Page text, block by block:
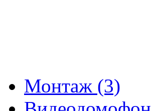
Монтаж (3)